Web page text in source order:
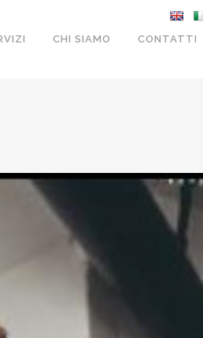
CHI SIAMO CONTATTI